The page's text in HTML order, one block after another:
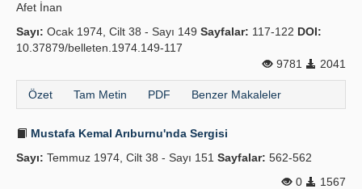
Afet İnan
Sayı: Ocak 1974, Cilt 38 - Sayı 149 Sayfalar: 117-122 DOI:
10.37879/belleten.1974.149-117
9781
2041
Özet Tam Metin PDF Benzer Makaleler
Mustafa Kemal Arıburnu'nda Sergisi
Sayı: Temmuz 1974, Cilt 38 - Sayı 151 Sayfalar: 562-562
0
1567